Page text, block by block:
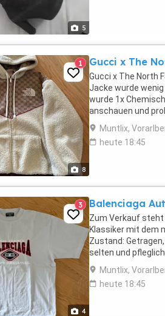
5
8
1 Gucci x The
Gucci x The North
Jacke wurde
wurde 1x
anschauen und
akzeptiert oder
Muntlix,
heute 18:45
4
3 Balenciaga
Zum Verkauf steht
Klassiker mit dem
Zustand:
selten und
Verfärbungen oder
Muntlix,
heute 18:45